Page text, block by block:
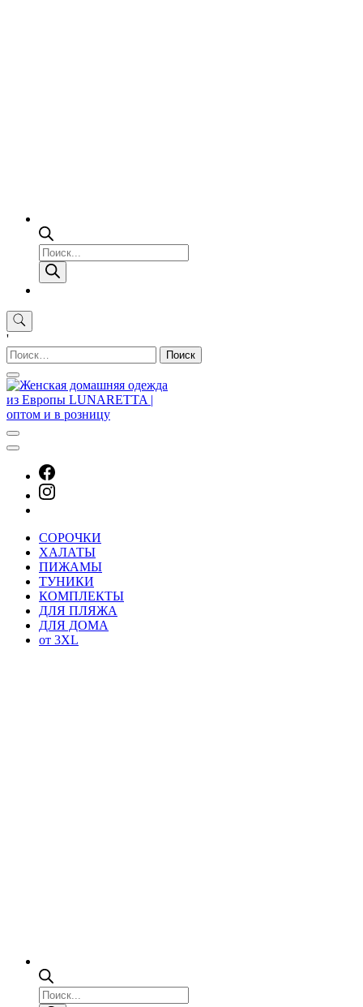
Поиск
товаров
'
Найти:
СОРОЧКИ
ХАЛАТЫ
ПИЖАМЫ
ТУНИКИ
КОМПЛЕКТЫ
ДЛЯ ПЛЯЖА
ДЛЯ ДОМА
от 3XL
Поиск